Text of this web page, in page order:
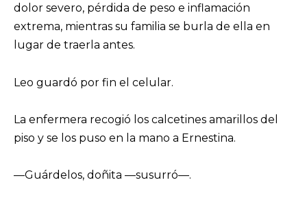
dolor severo, pérdida de peso e inflamación
extrema, mientras su familia se burla de ella en
lugar de traerla antes.
Leo guardó por fin el celular.
La enfermera recogió los calcetines amarillos del
piso y se los puso en la mano a Ernestina.
—Guárdelos, doñita —susurró—.